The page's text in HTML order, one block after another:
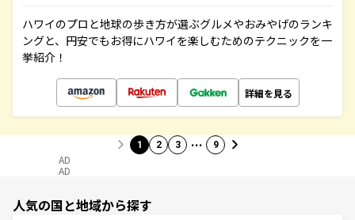
ハワイのプロと地球の歩き方が選ぶグルメやおみやげのランキ
ングと、円安でもお得にハワイを楽しむためのテクニックを一
挙紹介！
詳細を見る
1 2 3 … 9
AD
AD
人気の国と地域から探す